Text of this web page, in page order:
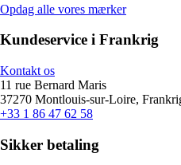
Opdag alle vores mærker
Kundeservice i Frankrig
Kontakt os
11 rue Bernard Maris
37270 Montlouis-sur-Loire,
+33 1 86 47 62 58
Sikker betaling